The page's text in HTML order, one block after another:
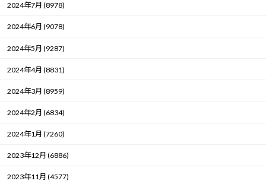
2024年7月 (8978)
2024年6月 (9078)
2024年5月 (9287)
2024年4月 (8831)
2024年3月 (8959)
2024年2月 (6834)
2024年1月 (7260)
2023年12月 (6886)
2023年11月 (4577)